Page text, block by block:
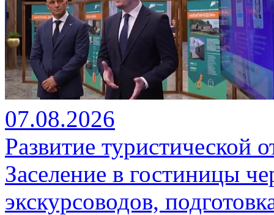
07.08.2026
Развитие туристической
Заселение в гостиницы
экскурсоводов,